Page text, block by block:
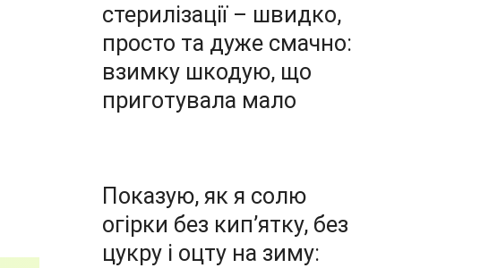
стерилізації – швидко,
просто та дуже смачно:
взимку шкодую, що
приготувала мало
Показую, як я солю
огірки без кип’ятку, без
цукру і оцту на зиму: